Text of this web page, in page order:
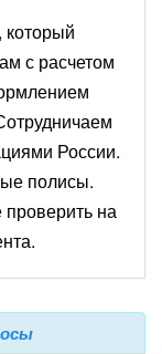
с расчетом
России.
полисы.
на